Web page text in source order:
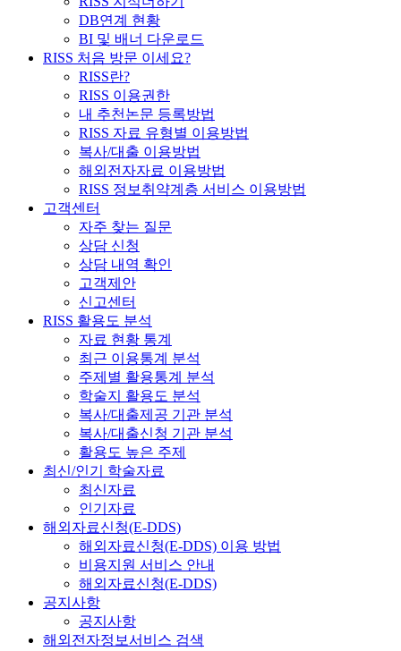
DB연계 현황
BI 및 배너 다운로드
RISS 처음 방문 이세요?
RISS란?
RISS 이용권한
내 추천논문 등록방법
RISS 자료 유형별 이용방법
복사/대출 이용방법
해외전자자료 이용방법
RISS 정보취약계층 서비스 이용방법
고객센터
자주 찾는 질문
상담 신청
상담 내역 확인
고객제안
신고센터
RISS 활용도 분석
자료 현황 통계
최근 이용통계 분석
주제별 활용통계 분석
학술지 활용도 분석
복사/대출제공 기관 분석
복사/대출신청 기관 분석
활용도 높은 주제
최신/인기 학술자료
최신자료
인기자료
해외자료신청(E-DDS)
해외자료신청(E-DDS) 이용 방법
비용지원 서비스 안내
해외자료신청(E-DDS)
공지사항
공지사항
해외전자정보서비스 검색